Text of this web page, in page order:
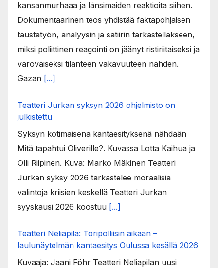
kansanmurhaaa ja länsimaiden reaktioita siihen.
Dokumentaarinen teos yhdistää faktapohjaisen
taustatyön, analyysin ja satiirin tarkastellakseen,
miksi poliittinen reagointi on jäänyt ristiriitaiseksi ja
varovaiseksi tilanteen vakavuuteen nähden.
Gazan [...]
Teatteri Jurkan syksyn 2026 ohjelmisto on
julkistettu
Syksyn kotimaisena kantaesityksenä nähdään
Mitä tapahtui Oliverille?. Kuvassa Lotta Kaihua ja
Olli Riipinen. Kuva: Marko Mäkinen Teatteri
Jurkan syksy 2026 tarkastelee moraalisia
valintoja kriisien keskellä Teatteri Jurkan
syyskausi 2026 koostuu [...]
Teatteri Neliapila: Toripolliisin aikaan –
laulunäytelmän kantaesitys Oulussa kesällä 2026
Kuvaaja: Jaani Föhr Teatteri Neliapilan uusi